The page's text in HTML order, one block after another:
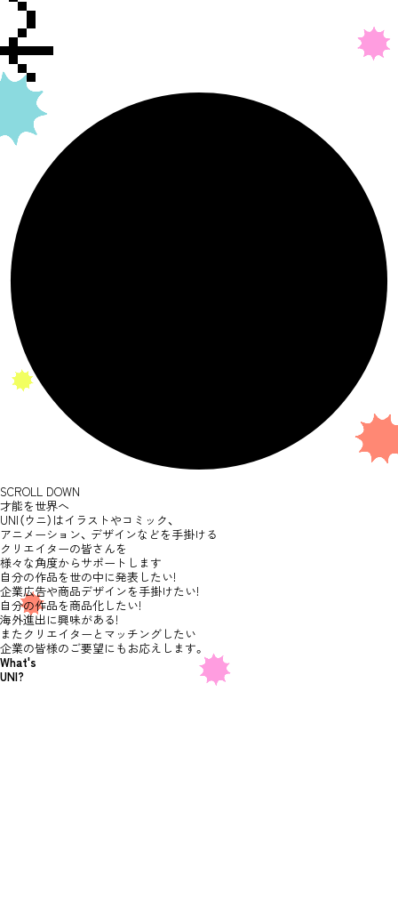
SCROL L DOWN
才能を世界へ
UNI（ウニ）はイラストやコミック、
アニメーション、 デザインなどを手掛ける
クリエイターの皆さんを
様々な角度からサポートします
自分の作品を世の中に発表したい!
企業広告や商品デザインを手掛けたい!
自分の作品を商品化したい!
海外進出に興味がある!
またクリエイターとマッチングしたい
企業の皆様のご要望にもお応えします。
What's
UNI?